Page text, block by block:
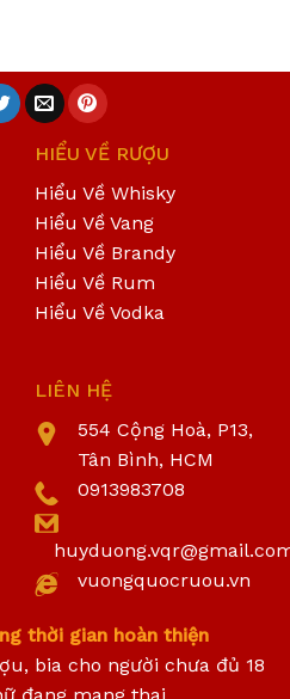
HIỂU VỀ RƯỢU
Hiểu Về Whisky
Hiểu Về Vang
Hiểu Về Brandy
Hiểu Về Rum
Hiểu Về Vodka
LIÊN HỆ
554 Cộng Hoà, P13,
Tân Bình, HCM
0913983708
vuongquocruou.vn
thời gian hoàn thiện
bia cho người chưa đủ 18
đang mang thai